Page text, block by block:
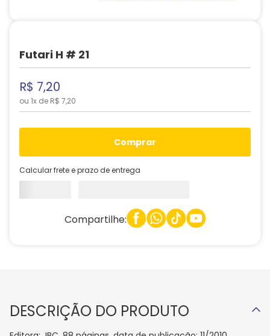
Futari H # 21
R$ 7,20
ou 1x de R$ 7,20
comprar
Calcular frete e prazo de entrega
Compartilhe:
DESCRIÇÃO DO PRODUTO